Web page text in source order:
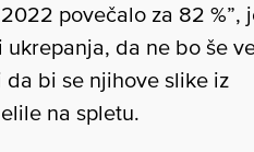
povečalo za 82 %”,
da ne bo še
bi se njihove slike iz
na spletu.